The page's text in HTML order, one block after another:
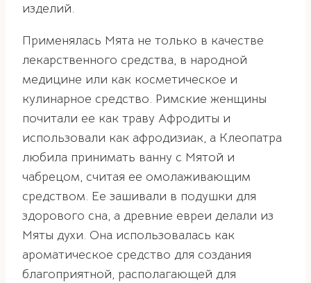
изделий.
Применялась Мята не только в качестве
лекарственного средства, в народной
медицине или как косметическое и
кулинарное средство. Римские женщины
почитали ее как траву Афродиты и
использовали как афродизиак, а Клеопатра
любила принимать ванну с Мятой и
чабрецом, считая ее омолаживающим
средством. Ее зашивали в подушки для
здорового сна, а древние евреи делали из
Мяты духи. Она использовалась как
ароматическое средство для создания
благоприятной, располагающей для